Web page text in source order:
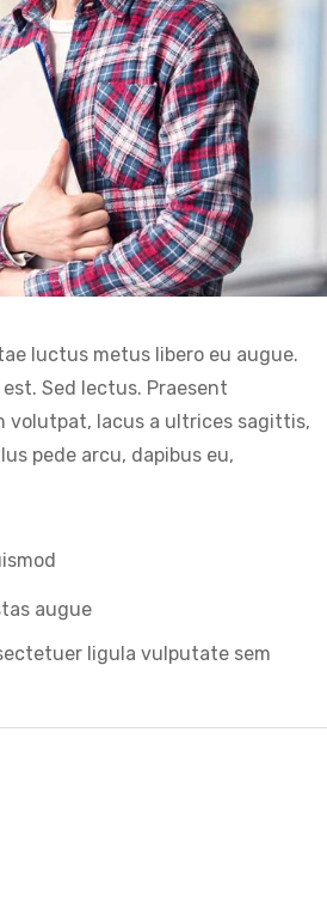
luctus metus libero eu augue.
Sed lectus. Praesent
volutpat, lacus a ultrices sagittis,
pede arcu, dapibus eu,
augue
ligula vulputate sem